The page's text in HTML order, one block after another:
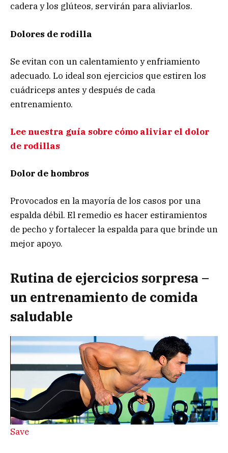
cadera y los glúteos, servirán para aliviarlos.
Dolores de rodilla
Se evitan con un calentamiento y enfriamiento
adecuado. Lo ideal son ejercicios que estiren los
cuádriceps antes y después de cada
entrenamiento.
Lee nuestra guía sobre cómo aliviar el dolor
de rodillas
Dolor de hombros
Provocados en la mayoría de los casos por una
espalda débil. El remedio es hacer estiramientos
de pecho y fortalecer la espalda para que brinde un
mejor apoyo.
Rutina de ejercicios sorpresa –
un entrenamiento de comida
saludable
Save